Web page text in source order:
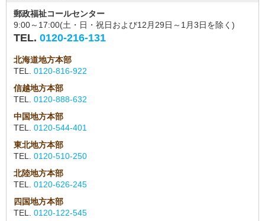
郵政福祉コールセンター
9:00～17:00(土・日・祝日および12月29日～1月3日を除く)
TEL. 0120-216-131
北海道地方本部
TEL. 0120-816-922
信越地方本部
TEL. 0120-888-632
中国地方本部
TEL. 0120-544-401
東北地方本部
TEL. 0120-510-250
北陸地方本部
TEL. 0120-626-245
四国地方本部
TEL. 0120-122-545